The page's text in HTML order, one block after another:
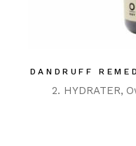
DANDRUFF
2. HYDRATER